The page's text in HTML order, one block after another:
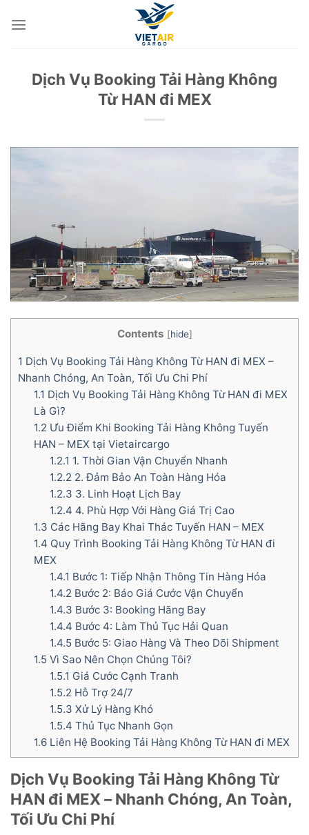
Dịch Vụ Booking Tải Hàng Không
Từ HAN đi MEX
Contents [hide]
1 Dịch Vụ Booking Tải Hàng Không Từ HAN đi MEX –
Nhanh Chóng, An Toàn, Tối Ưu Chi Phí
1.1 Dịch Vụ Booking Tải Hàng Không Từ HAN đi MEX
Là Gì?
1.2 Ưu Điểm Khi Booking Tải Hàng Không Tuyến
HAN – MEX tại Vietaircargo
1.2.1 1. Thời Gian Vận Chuyển Nhanh
1.2.2 2. Đảm Bảo An Toàn Hàng Hóa
1.2.3 3. Linh Hoạt Lịch Bay
1.2.4 4. Phù Hợp Với Hàng Giá Trị Cao
1.3 Các Hãng Bay Khai Thác Tuyến HAN – MEX
1.4 Quy Trình Booking Tải Hàng Không Từ HAN đi
MEX
1.4.1 Bước 1: Tiếp Nhận Thông Tin Hàng Hóa
1.4.2 Bước 2: Báo Giá Cước Vận Chuyển
1.4.3 Bước 3: Booking Hãng Bay
1.4.4 Bước 4: Làm Thủ Tục Hải Quan
1.4.5Bước 5: Giao Hàng Và Theo Dõi Shipment
1.5Vì Sao Nên Chọn Chúng Tôi?
1.5.1 Giá Cước Cạnh Tranh
1.5.2 Hỗ Trợ 24/7
1.5.3 Xử Lý Hàng Khó
1.5.4 Thủ Tục Nhanh Gọn
1.6Liên Hệ Booking Tải Hàng Không Từ HAN đi MEX
Dịch Vụ Booking Tải Hàng Không Từ
HAN đi MEX – Nhanh Chóng, An Toàn,
Tối Ưu Chi Phí